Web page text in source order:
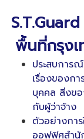
S.T.Guard
พื้นที่กรุงเ
ประสบการ
เรื่องของก
บุคคล สิ่งขอ
กับผู้ว่าจ้าง
ตัวอย่างกา
ออฟฟิศสำนั